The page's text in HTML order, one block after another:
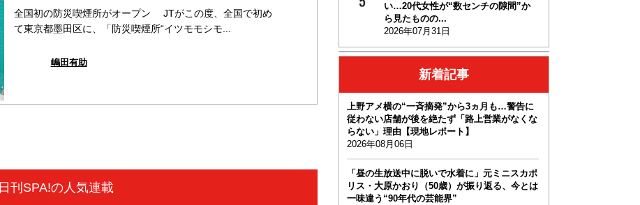
全国初の防災喫煙所がオープン JTがこの度、全国で初め
て東京都墨田区に、「防災喫煙所“イツモモシモ...
嶋田有助
日刊SPA!の人気連載
い…20代女性が“数センチの隙間”か
ら見たものの...
2026年07月31日
新着記事
上野アメ横の“一斉摘発”から3ヵ月も…警告に
従わない店舗が後を絶たず「路上営業がなくな
らない」理由【現地レポート】
2026年08月06日
「昼の生放送中に脱いで水着に」元ミニスカポ
リス・大原かおり（50歳）が振り返る、今とは
一味違う“90年代の芸能界”